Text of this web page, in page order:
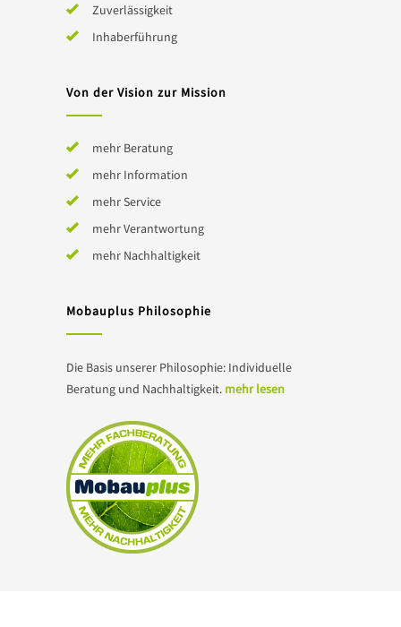
Zuverlässigkeit
Inhaberführung
Von der Vision zur Mission
mehr Beratung
mehr Information
mehr Service
mehr Verantwortung
mehr Nachhaltigkeit
Mobauplus Philosophie
Die Basis unserer Philosophie: Individuelle
Beratung und Nachhaltigkeit. mehr lesen